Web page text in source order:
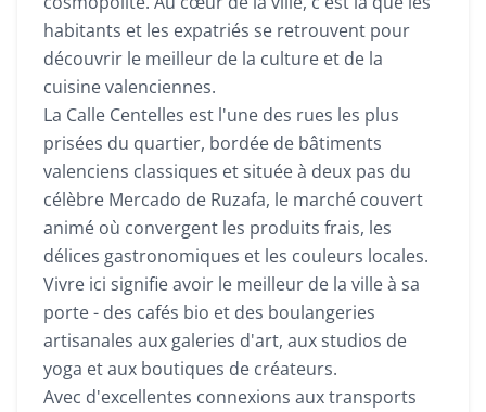
habitants et les expatriés se retrouvent pour
découvrir le meilleur de la culture et de la
cuisine valenciennes.
La Calle Centelles est l'une des rues les plus
prisées du quartier, bordée de bâtiments
valenciens classiques et située à deux pas du
célèbre Mercado de Ruzafa, le marché couvert
animé où convergent les produits frais, les
délices gastronomiques et les couleurs locales.
Vivre ici signifie avoir le meilleur de la ville à sa
porte - des cafés bio et des boulangeries
artisanales aux galeries d'art, aux studios de
yoga et aux boutiques de créateurs.
Avec d'excellentes connexions aux transports